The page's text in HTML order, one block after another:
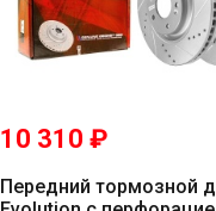
10 310 ₽
Передний тормозной